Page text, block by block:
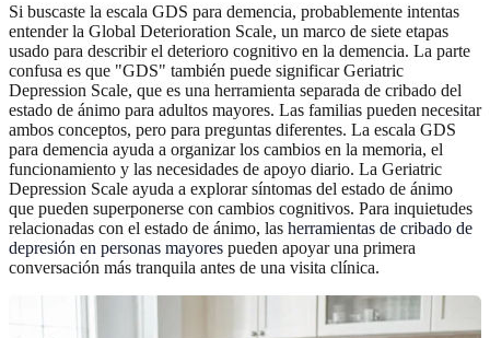
Si buscaste la escala GDS para demencia, probablemente intentas
entender la Global Deterioration Scale, un marco de siete etapas
usado para describir el deterioro cognitivo en la demencia. La parte
confusa es que "GDS" también puede significar Geriatric
Depression Scale, que es una herramienta separada de cribado del
estado de ánimo para adultos mayores. Las familias pueden necesitar
ambos conceptos, pero para preguntas diferentes. La escala GDS
para demencia ayuda a organizar los cambios en la memoria, el
funcionamiento y las necesidades de apoyo diario. La Geriatric
Depression Scale ayuda a explorar síntomas del estado de ánimo
que pueden superponerse con cambios cognitivos. Para inquietudes
relacionadas con el estado de ánimo, las herramientas de cribado de
depresión en personas mayores pueden apoyar una primera
conversación más tranquila antes de una visita clínica.